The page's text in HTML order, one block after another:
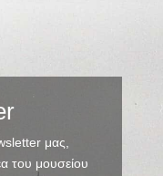
μας,
του μουσείου